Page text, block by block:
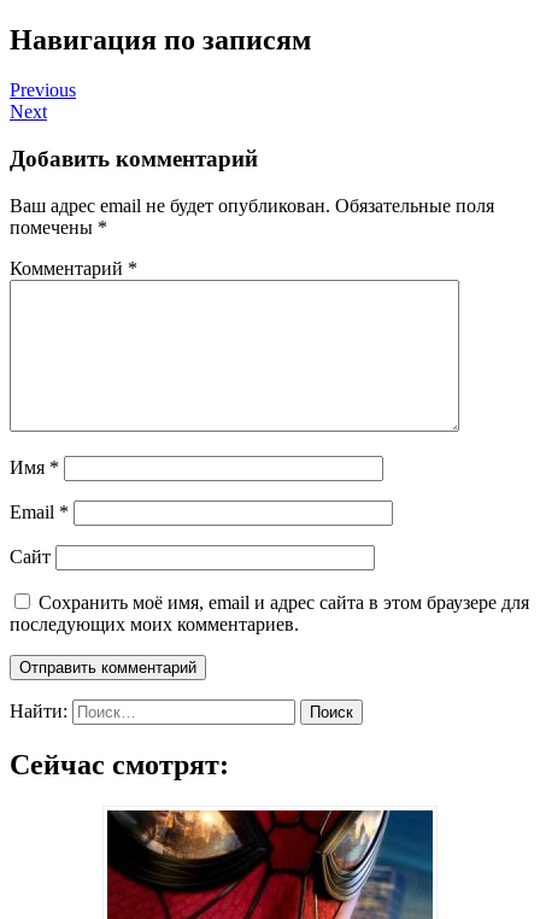
Навигация по записям
Previous
Next
Добавить комментарий
Ваш адрес email не будет опубликован. Обязательные поля
помечены *
Комментарий *
Имя *
Email *
Сайт
Сохранить моё имя, email и адрес сайта в этом браузере для
последующих моих комментариев.
Найти:
Сейчас смотрят: